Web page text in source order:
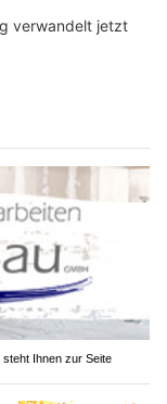
verwandelt jetzt
Ihnen zur Seite